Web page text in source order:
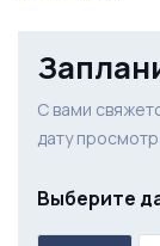
С вами
дату
Выберите